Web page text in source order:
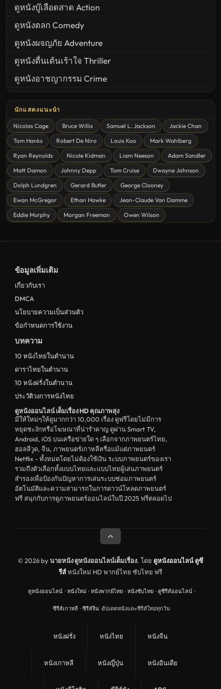
ดูหนังบู๊เลือดสาด Action
ดูหนังตลก Comedy
ดูหนังผจญภัย Adventure
ดูหนังตื่นเต้นเร้าใจ Thriller
ดูหนังอาชญากรรม Crime
ดูหนังสยองขวัญ Horror
ดูหนังโรแมนติก Romance
หนังชีวิต
ดูหนังแฟนตาซี Fantasy
ดูหนังลึกลับ Mystery
ดูหนังอนิเมชั่น Animation
ดูหนังไซไฟ Sci-Fi
ดูหนังญี่ปุ่น Japan
ดูหนังชีวประวัติ Biography
ดูหนังเกาหลีใต้ South Korea
ระทึกขวัญ
ดูหนังจีน China
unknown
ดูหนังอีโรติก R18+ erotic
บู๊
หนังฝรั่ง
ดูหนังสารคดี Documentary
สยองขวัญ
ดูหนังอินเดีย India
ดูหนังจีนฮ่องกง Hong Kong
ดูหนังฝรั่งเศส France
ดูหนังฝรั่งแคนนาดา Canada
หนังรักโรแมนติก
อาชญากรรม
ดูหนังเพลง Music
ดูหนังกีฬา Sport
นักแสดงแนะนำ
Nicolas Cage Bruce Willis Samuel L. Jackson
Jackie Chan
Tom Hanks
Robert De Niro Louis Koo
Mark Wahlberg
Ryan Reynolds
Nicole Kidman Liam Neeson
Adam Sandler
Matt Damon
Johnny Depp Tom Cruise
Dwayne Johnson
Dolph Lundgren
Gerard Butler
George Clooney
Ewan McGregor
Ethan Hawke
Jean-Claude Van Damme
Eddie Murphy
Morgan Freeman Owen Wilson
ข้อมูลเพิ่มเติม
เกี่ยวกับเรา
DMCA
นโยบายความเป็นส่วนตัว
ข้อกำหนดการใช้งาน
บทความ
10 หนังไทยในตำนาน
ดาราไทยในตำนาน
10 หนังฝรั่งในตำนาน
ประวัติวงการหนังไทย
ดูหนังออนไลน์ เต็มเรื่อง HD คุณภาพสุง
มีให้ใหม่ๆให้ดูมากกว่า 10,000 เรื่อง ดูฟรีโดยไม่มีการ
หยุดชะงักหรือโฆษณาที่น่ารำคาญ ดูผ่าน Smart TV,
Android, iOS บนเครือข่ายใด ๆ เลือกจากภาพยนตร์ไทย,
ฮอลลีวูด, จีน, ภาพยนตร์เกาหลีหรือแม้แต่ภาพยนตร์
Netflix - ทั้งหมดโดยไม่ต้องใช้เงิน ระบบภาพยนตร์ของเรา
รวมถึงตัวเลือกทั้งแบบไทยและแบบไทยผู้เล่นภาพยนตร์
สำรองเพื่อป้องกันปัญหาการเล่นระบบซ่อมภาพยนตร์
อัตโนมัติและความสามารถในการดาวน์โหลดภาพยนตร์
ฟรี สนุกกับการดูภาพยนตร์ออนไลน์ในปี 2025 ฟรีตลอดไป
© 2026 byนายหนัง ดูหนังออนไลน์เต็มเรื่อง. โดย ดูหนังออนไลน์ ดูซี
รีส์หนังใหม่ HD พากย์ไทย ซับไทย ฟรี
ดูหนังออนไลน์ · หนังใหม่ · หนังพากย์ไทย · หนังซับไทย · ดูซีรีส์ออนไลน์ ·
ซีรีส์เกาหลี · ซีรีส์จีน ·อัปเดตหนังและซีรีส์ใหม่ทุกวัน
หนังฝรั่ง หนังไทย หนังจีน
หนังเกาหลี หนังญี่ปุ่น หนังอินเดีย